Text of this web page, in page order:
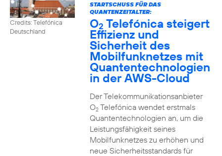
Credits: Telefónica
Deutschland
STARTSCHUSS FÜR DAS
QUANTENZEITALTER:
O2 Telefónica steigert
Effizienz und
Sicherheit des
Mobilfunknetzes mit
Quantentechnologien
in der AWS-Cloud
Der Telekommunikationsanbieter
O2Telefónica wendet erstmals
Quantentechnologien an, um die
Leistungsfähigkeit seines
Mobilfunknetzes zu erhöhen und
neue Sicherheitsstandards für